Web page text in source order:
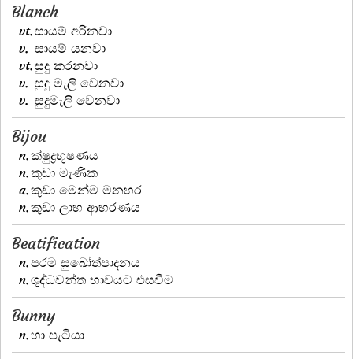
Blanch
vt.සායම් අරිනවා
v. සායම් යනවා
vt.සුදු කරනවා
v. සුදු මැලි වෙනවා
v. සුදුමැලි වෙනවා
Bijou
n.ක්ෂුද්‍රභූෂණය
n.කුඩා මැණික
a.කුඩා මෙන්ම මනහර
n.කුඩා ලාභ ආභරණය
Beatification
n.පරම සුඛෝත්පාදනය
n.ශුද්ධවන්ත භාවයට එසවීම
Bunny
n.හා පැටියා